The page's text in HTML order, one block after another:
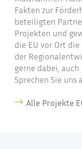
Fakten zur
beteiligten
Projekten und
die EU vor Ort
der
gerne dabei, auch
Sprechen Sie uns
Alle Projekte